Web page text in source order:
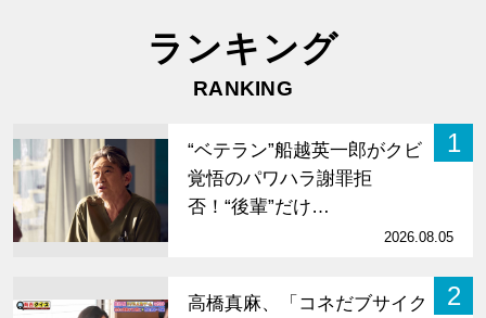
ランキング
RANKING
1
“ベテラン”船越英一郎がクビ
覚悟のパワハラ謝罪拒
否！“後輩”だけ…
2026.08.05
2
高橋真麻、「コネだブサイク